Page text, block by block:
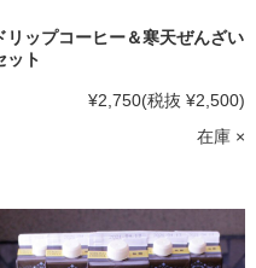
リップコーヒー＆寒天ぜんざい
ット
¥2,750(税抜 ¥2,500)
在庫 ×